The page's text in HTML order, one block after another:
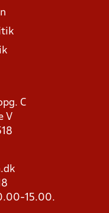
C
V
15.00.